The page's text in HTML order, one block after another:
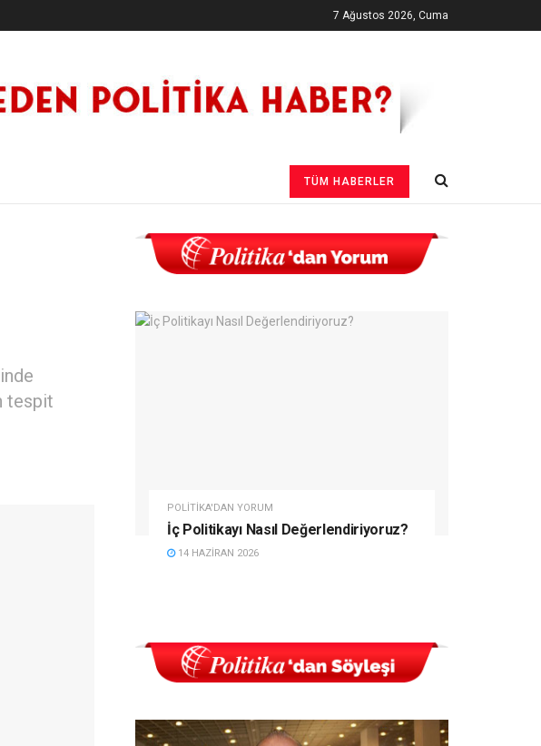
7 Ağustos 2026, Cuma
TÜM HABERLER
tespit
POLITIKA'DAN YORUM
İç Politikayı Nasıl Değerlendiriyoruz?
14 HAZIRAN 2026